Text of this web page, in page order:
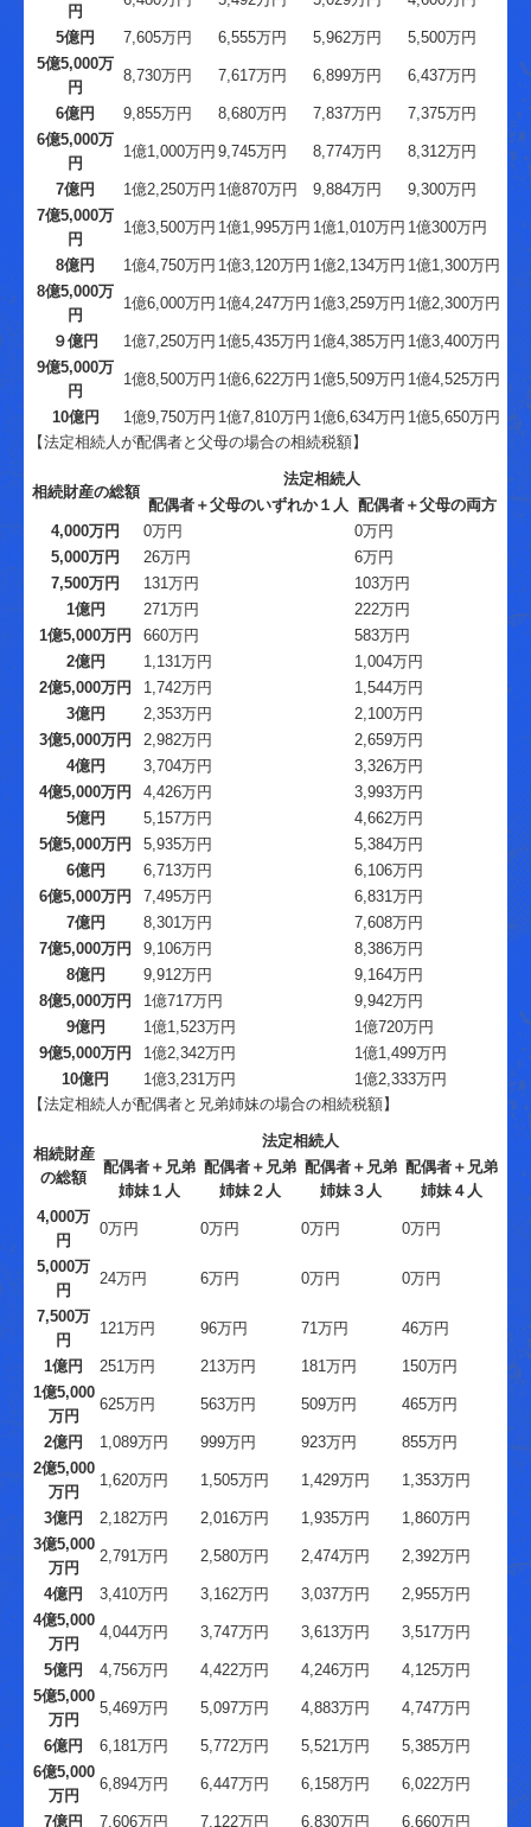
円
5億円 7,605万円 6,555万円 5,962万円
5,500万円
5億5,000万
円
8,730万円 7,617万円 6,899万円 6,437万円
6億円 9,855万円 8,680万円 7,837万円
7,375万円
6億5,000万
円
1億1,000万円 9,745万円 8,774万円 8,312万円
7億円 1億2,250万円 1億870万円 9,884万円
9,300万円
7億5,000万
円
1億3,500万円 1億1,995万円 1億1,010万円 1億300万円
8億円 1億4,750万円 1億3,120万円 1億2,134万円 1億1,300万円
8億5,000万
円
1億6,000万円 1億4,247万円 1億3,259万円 1億2,300万円
９億円 1億7,250万円 1億5,435万円 1億4,385万円 1億3,400万円
9億5,000万
円
1億8,500万円 1億6,622万円 1億5,509万円 1億4,525万円
10億円 1億9,750万円 1億7,810万円 1億6,634万円 1億5,650万円
【法定相続人が配偶者と父母の場合の相続税額】
相続財産の総額
法定相続人
配偶者＋父母のいずれか１人
配偶者＋父母の両方
4,000万円
0万円
0万円
5,000万円
26万円
6万円
7,500万円
131万円
103万円
1億円
271万円
222万円
1億5,000万円
660万円
583万円
2億円
1,131万円
1,004万円
2億5,000万円
1,742万円
1,544万円
3億円
2,353万円
2,100万円
3億5,000万円
2,982万円
2,659万円
4億円
3,704万円
3,326万円
4億5,000万円
4,426万円
3,993万円
5億円
5,157万円
4,662万円
5億5,000万円
5,935万円
5,384万円
6億円
6,713万円
6,106万円
6億5,000万円
7,495万円
6,831万円
7億円
8,301万円
7,608万円
7億5,000万円
9,106万円
8,386万円
8億円
9,912万円
9,164万円
8億5,000万円
1億717万円
9,942万円
9億円
1億1,523万円
1億720万円
9億5,000万円
1億2,342万円
1億1,499万円
10億円
1億3,231万円
1億2,333万円
【法定相続人が配偶者と兄弟姉妹の場合の相続税額】
相続財産
の総額
法定相続人
配偶者＋兄弟
姉妹１人
配偶者＋兄弟
姉妹２人
配偶者＋兄弟
姉妹３人
配偶者＋兄弟
姉妹４人
4,000万
円
0万円 0万円 0万円 0万円
5,000万
円
24万円 6万円 0万円 0万円
7,500万
円
121万円 96万円 71万円 46万円
1億円 251万円 213万円 181万円
150万円
1億5,000
万円
625万円 563万円 509万円 465万円
2億円 1,089万円 999万円 923万円
855万円
2億5,000
万円
1,620万円 1,505万円 1,429万円 1,353万円
3億円 2,182万円 2,016万円 1,935万円
1,860万円
3億5,000
万円
2,791万円 2,580万円 2,474万円 2,392万円
4億円 3,410万円 3,162万円 3,037万円
2,955万円
4億5,000
万円
4,044万円 3,747万円 3,613万円 3,517万円
5億円 4,756万円 4,422万円 4,246万円
4,125万円
5億5,000
万円
5,469万円 5,097万円 4,883万円 4,747万円
6億円 6,181万円 5,772万円 5,521万円
5,385万円
6億5,000
万円
6,894万円 6,447万円 6,158万円 6,022万円
7億円 7,606万円 7,122万円 6,830万円 6,660万円